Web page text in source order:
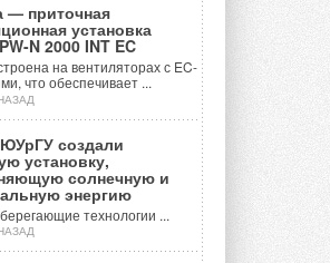
— приточная
установка
N 2000 INT EC
на вентиляторах с EC-
что обеспечивает ...
создали
установку,
солнечную и
энергию
технологии ...